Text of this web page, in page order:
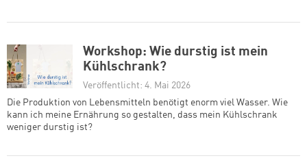
Workshop: Wie durstig ist mein
Kühlschrank?
Veröffentlicht: 4. Mai 2026
Die Produktion von Lebensmitteln benötigt enorm viel Wasser. Wie
kann ich meine Ernährung so gestalten, dass mein Kühlschrank
weniger durstig ist?